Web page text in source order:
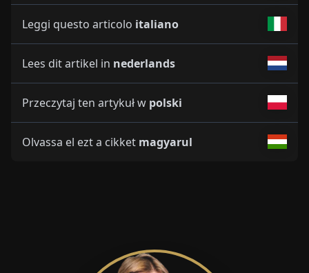
Leggi questo articolo italiano
Lees dit artikel in nederlands
Przeczytaj ten artykuł w polski
Olvassa el ezt a cikket magyarul